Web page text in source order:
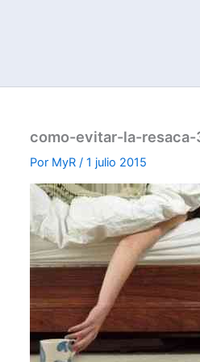
como-evitar-la-
Por MyR/1 julio 2015